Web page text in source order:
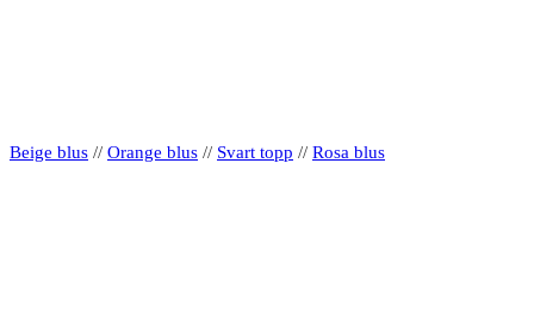
Beige blus // Orange blus // Svart topp // Rosa blus